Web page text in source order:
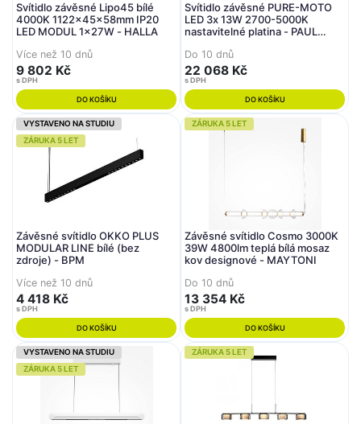
Svítidlo závěsné Lipo45 bílé
4000K 1122x45x58mm IP20
LED MODUL 1x27W - HALLA
Více než 10 dnů
9 802 Kč
s DPH
DO KOŠÍKU
Svítidlo závěsné PURE-MOTO
LED 3x 13W 2700-5000K
nastavitelné platina - PAUL
Do 10 dnů
22 068 Kč
s DPH
DO KOŠÍKU
VYSTAVENO NA STUDIU
ZÁRUKA 5 LET
Závěsné svítidlo OKKO PLUS
MODULAR LINE bílé (bez
zdroje) - BPM
Více než 10 dnů
4 418 Kč
s DPH
DO KOŠÍKU
ZÁRUKA 5 LET
Závěsné svítidlo Cosmo 3000K
39W 4800lm teplá bílá mosaz
kov designové - MAYTONI
Do 10 dnů
13 354 Kč
s DPH
DO KOŠÍKU
VYSTAVENO NA STUDIU
ZÁRUKA 5 LET
ZÁRUKA 5 LET